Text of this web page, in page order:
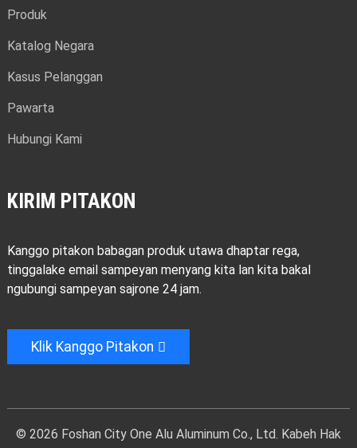
Produk
Katalog Negara
Kasus Pelanggan
Pawarta
Hubungi Kami
KIRIM PITAKON
Kanggo pitakon babagan produk utawa dhaptar rega,
tinggalake email sampeyan menyang kita lan kita bakal
ngubungi sampeyan sajrone 24 jam.
Klik Kanggo Pitakon
© 2026 Foshan City One Alu Aluminum Co., Ltd. Kabeh Hak